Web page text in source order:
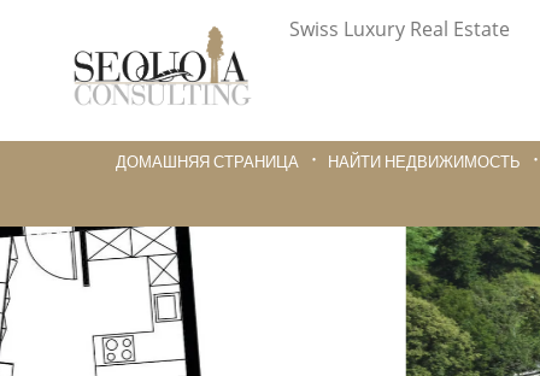
Swiss Luxury Real Estate
ДОМАШНЯЯ СТРАНИЦА НАЙТИ НЕДВИЖИМОСТЬ